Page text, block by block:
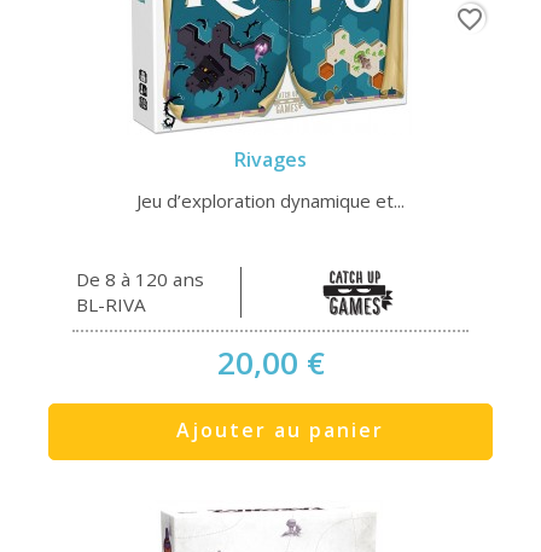
Rivages
Jeu d’exploration dynamique et...
De 8 à 120 ans
BL-RIVA
20,00 €
Ajouter au panier
favorite_border